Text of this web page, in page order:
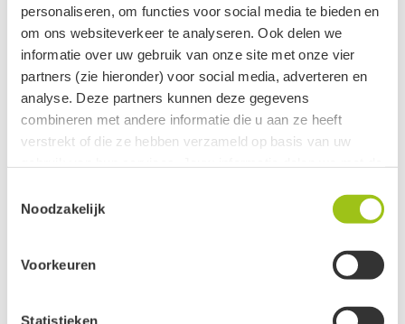
personaliseren, om functies voor social media te bieden en
om ons websiteverkeer te analyseren. Ook delen we
informatie over uw gebruik van onze site met onze vier
partners (zie hieronder) voor social media, adverteren en
analyse. Deze partners kunnen deze gegevens
combineren met andere informatie die u aan ze heeft
verstrekt of die ze hebben verzameld op basis van uw
Clerk
Noodzakelijk
Voorkeuren
Statistieken
fijn om in huis te hebben maar niet alleen vanwege de
prachtige kleuren en schitterende glinstering. Ook de
energie kan...
LEES VERDER